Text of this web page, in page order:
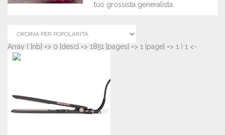
tuo grossista generalista.
Array ( [nb] => 0 [desc] => 1851 [pages] => 1 [page] => 1 ) 1 <-